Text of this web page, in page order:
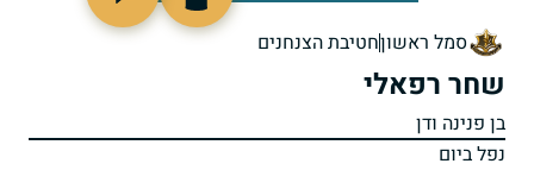
סמל ראשוןחטיבת הצנחנים
שחר רפאלי
בן פנינה ודן
נפל ביום